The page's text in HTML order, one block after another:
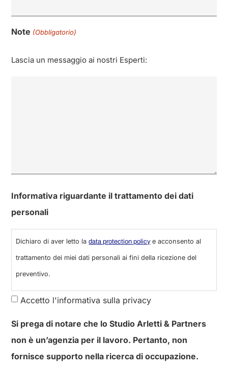
Note (Obbligatorio)
Lascia un messaggio ai nostri Esperti:
0 di 600 numero massimo di caratteri
Informativa riguardante il trattamento dei dati
Dichiaro di aver letto la
trattamento dei miei dati personali ai fini della ricezione del
Accetto l'informativa sulla privacy
Si prega di notare che lo Studio Arletti & Partners